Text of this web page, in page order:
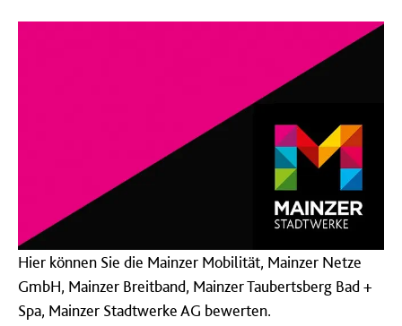
Hier können Sie die Mainzer Mobilität, Mainzer Netze
GmbH, Mainzer Breitband, Mainzer Taubertsberg Bad +
Spa, Mainzer Stadtwerke AG bewerten.